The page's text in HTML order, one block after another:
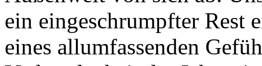
ein eingeschrumpfter Rest
eines allumfassenden